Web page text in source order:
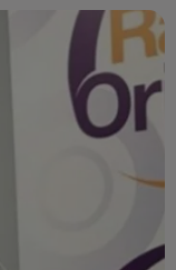
prix Bayeux